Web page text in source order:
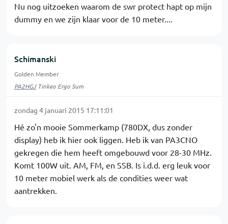
Nu nog uitzoeken waarom de swr protect hapt op mijn
dummy en we zijn klaar voor de 10 meter....
Schimanski
Golden Member
PA2HGJTinkeo Ergo Sum
zondag 4 januari 2015 17:11:01
Hé zo'n mooie Sommerkamp (780DX, dus zonder
display) heb ik hier ook liggen. Heb ik van PA3CNO
gekregen die hem heeft omgebouwd voor 28-30 MHz.
Komt 100W uit. AM, FM, en SSB. Is i.d.d. erg leuk voor
10 meter mobiel werk als de condities weer wat
aantrekken.